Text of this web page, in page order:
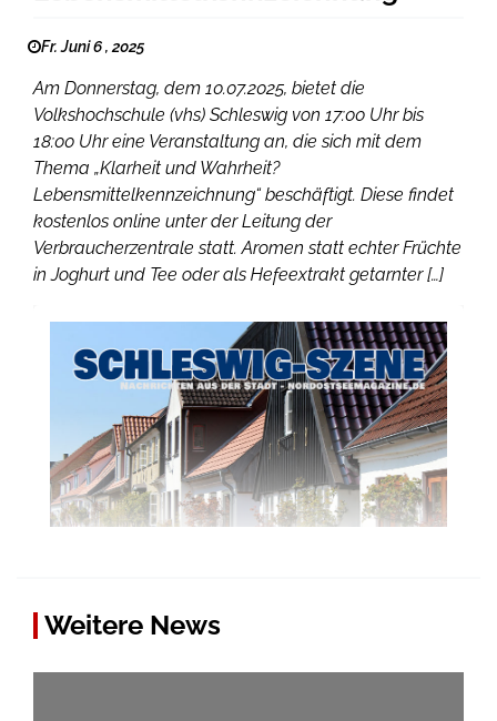
Fr. Juni 6 , 2025
Am Donnerstag, dem 10.07.2025, bietet die
Volkshochschule (vhs) Schleswig von 17:00 Uhr bis
18:00 Uhr eine Veranstaltung an, die sich mit dem
Thema „Klarheit und Wahrheit?
Lebensmittelkennzeichnung“ beschäftigt. Diese findet
kostenlos online unter der Leitung der
Verbraucherzentrale statt. Aromen statt echter Früchte
in Joghurt und Tee oder als Hefeextrakt getarnter […]
Weitere News